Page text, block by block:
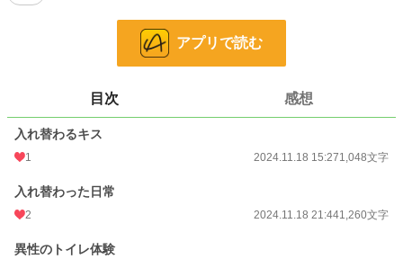
初回公開日時 2024.11.18 15:27
初回完結日時
月間ポイント
年間ポイント 23,907 pt (17,800 位)
アプリで読む
目次 感想
入れ替わるキス
1 2024.11.18 15:271,048文字
入れ替わった日常
2 2024.11.18 21:441,260文字
異性のトイレ体験